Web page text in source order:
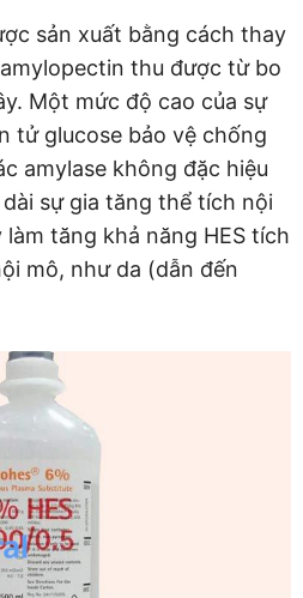
sản xuất bằng cách thay
thu được từ bo
Một mức độ cao của sự
tử glucose bảo vệ chống
amylase không đặc hiệu
sự gia tăng thể tích nội
tăng khả năng HES tích
mô, như da (dẫn đến